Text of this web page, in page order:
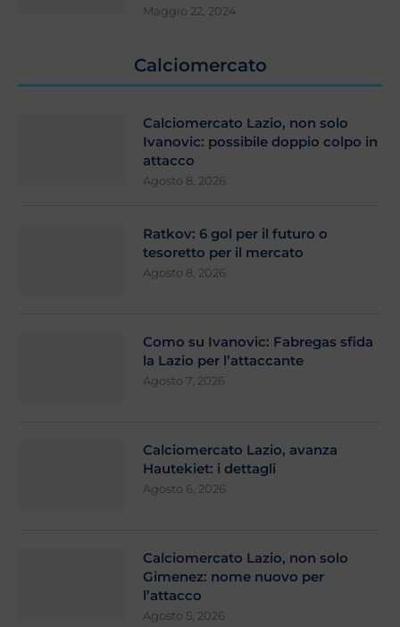
Maggio 22, 2024
Calciomercato
Calciomercato Lazio, non solo
Ivanovic: possibile doppio colpo in
attacco
Agosto 8, 2026
Ratkov: 6 gol per il futuro o
tesoretto per il mercato
Agosto 8, 2026
Como su Ivanovic: Fabregas sfida
la Lazio per l’attaccante
Agosto 7, 2026
Calciomercato Lazio, avanza
Hautekiet: i dettagli
Agosto 6, 2026
Calciomercato Lazio, non solo
Gimenez: nome nuovo per
l’attacco
Agosto 5, 2026